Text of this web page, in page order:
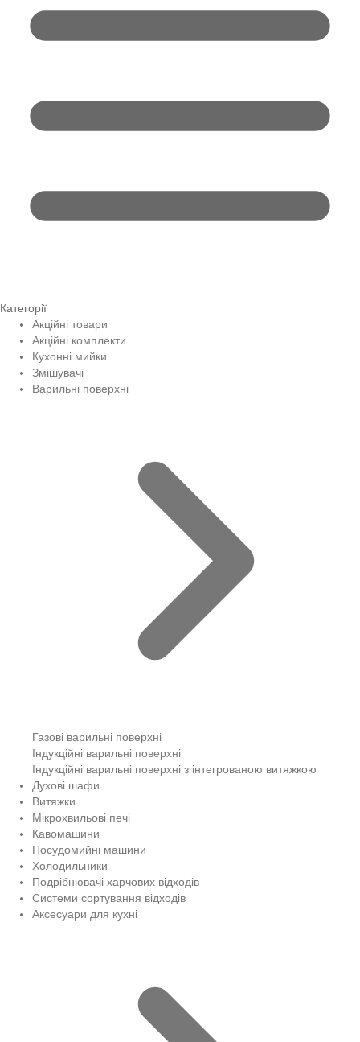
Категорії
Акційні товари
Акційні комплекти
Кухонні мийки
Змішувачі
Варильні поверхні
Газові варильні поверхні
Індукційні варильні поверхні
Індукційні варильні поверхні з інтегрованою витяжкою
Духові шафи
Витяжки
Мікрохвильові печі
Кавомашини
Посудомийні машини
Холодильники
Подрібнювачі харчових відходів
Системи сортування відходів
Аксесуари для кухні